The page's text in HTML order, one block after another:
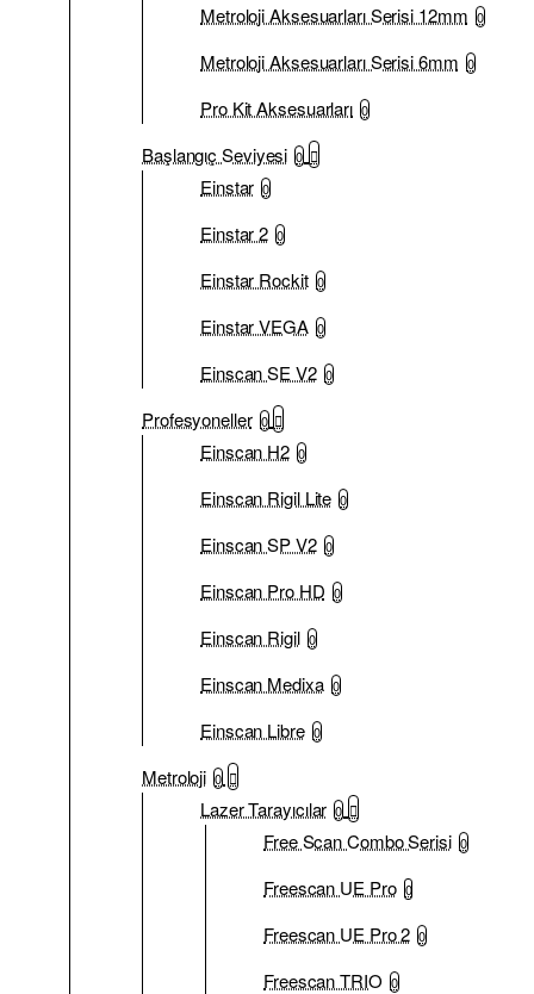
Metroloji Aksesuarları Serisi 12mm 0
Metroloji Aksesuarları Serisi 6mm 0
Pro Kit Aksesuarları 0
Başlangıç Seviyesi 0
Einstar 0
Einstar 2 0
Einstar Rockit 0
Einstar VEGA 0
Einscan SE V2 0
Profesyoneller 0
Einscan H2 0
Einscan Rigil Lite 0
Einscan SP V2 0
Einscan Pro HD 0
Einscan Rigil 0
Einscan Medixa 0
Einscan Libre 0
Metroloji 0
Lazer Tarayıcılar 0
Free Scan Combo Serisi 0
Freescan UE Pro 0
Freescan UE Pro 2 0
Freescan TRIO 0